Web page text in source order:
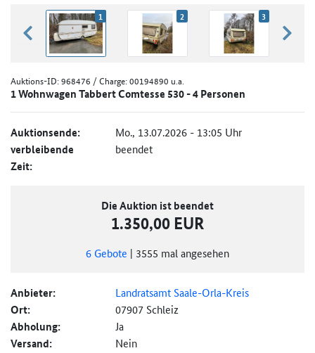
zurück blättern
1 2 3
Auktions-ID:968476 / Charge: 00194890 u.a.
1 Wohnwagen Tabbert Comtesse 530 - 4 Personen
Auktionsende: Mo., 13.07.2026 - 13:05 Uhr
verbleibende
Zeit:
beendet
Die Auktion ist beendet
1.350,00 EUR
6 Gebote | 3555 mal angesehen
Anbieter: Landratsamt Saale-Orla-Kreis
Ort: 07907 Schleiz
Abholung: Ja
Versand: Nein